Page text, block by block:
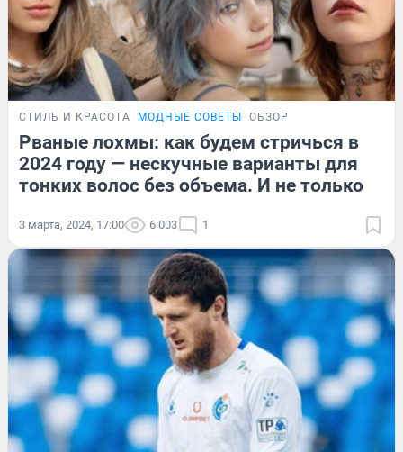
СТИЛЬ И КРАСОТА МОДНЫЕ СОВЕТЫ ОБЗОР
Рваные лохмы: как будем стричься в
2024 году — нескучные варианты для
тонких волос без объема. И не только
3 марта, 2024, 17:00 6 003 1